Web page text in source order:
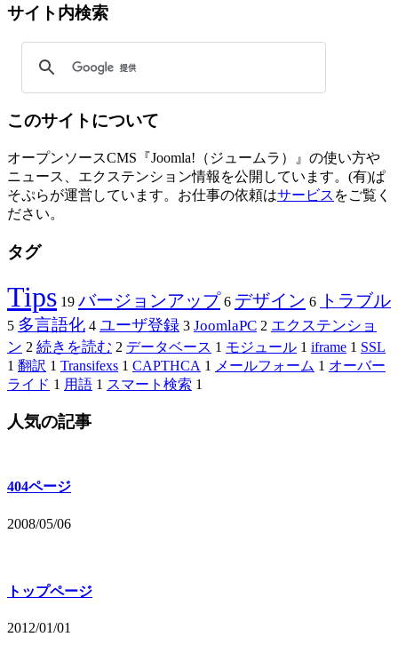
サイト内検索
このサイトについて
オープンソースCMS『Joomla!（ジュームラ）』の使い方や
ニュース、エクステンション情報を公開しています。(有)ぱ
そぷらが運営しています。お仕事の依頼はサービス をご覧く
ださい。
タグ
Tips 19 バージョンアップ 6 デザイン 6 トラブル
5 多言語化 4 ユーザ登録 3 JoomlaPC 2 エクステンショ
ン 2 続きを読む 2 データベース 1 モジュール 1 iframe 1 SSL
1 翻訳 1 Transifexs 1 CAPTHCA 1 メールフォーム 1 オーバー
ライド 1 用語 1 スマート検索 1
人気の記事
404ページ
2008/05/06
トップページ
2012/01/01